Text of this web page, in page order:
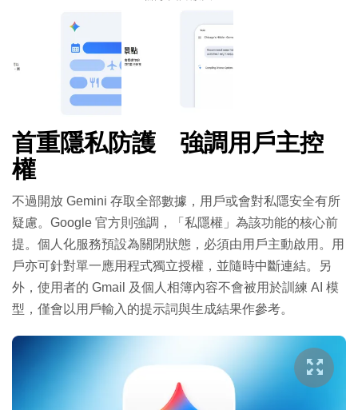
首重隱私防護 強調用戶主控
權
不過開放 Gemini 存取全部數據，用戶或會對私隱安全有所
疑慮。Google 官方則強調，「私隱權」為該功能的核心前
提。個人化服務預設為關閉狀態，必須由用戶主動啟用。用
戶亦可針對單一應用程式獨立授權，並隨時中斷連結。另
外，使用者的 Gmail 及個人相簿內容不會被用於訓練 AI 模
型，僅會以用戶輸入的提示詞與生成結果作參考。